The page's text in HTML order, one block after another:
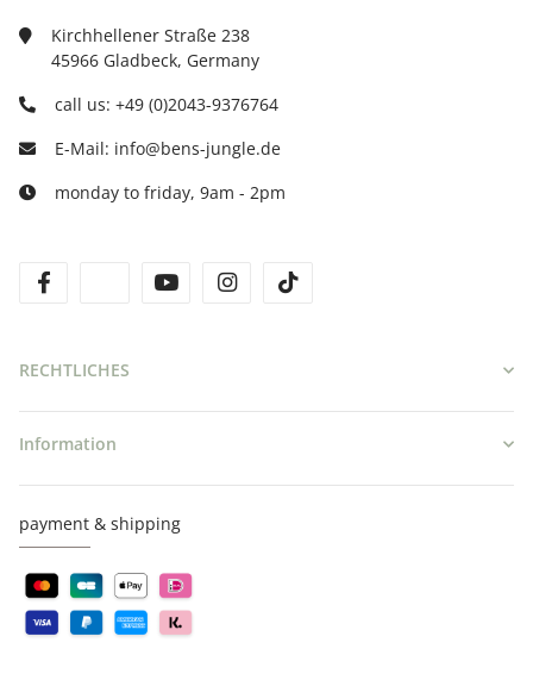
Kirchhellener Straße 238
45966 Gladbeck, Germany
call us: +49 (0)2043-9376764
E-Mail: info@bens-jungle.de
monday to friday, 9am - 2pm
twitteryoutube instagram
RECHTLICHES
Information
payment & shipping